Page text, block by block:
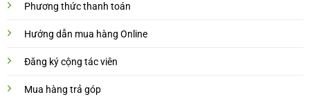
Phương thức thanh toán
Hướng dẫn mua hàng Online
Đăng ký cộng tác viên
Mua hàng trả góp